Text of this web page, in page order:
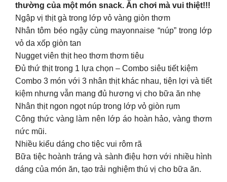
thường của một món snack. Ăn chơi mà vui thiệt!!!
Ngập vị thịt gà trong lớp vỏ vàng giòn thơm
Nhân tôm béo ngậy cùng mayonnaise “núp” trong lớp
vỏ da xốp giòn tan
Nugget viên thịt heo thơm thơm tiêu
Đủ thứ thịt trong 1 lựa chọn – Combo siêu tiết kiệm
Combo 3 món với 3 nhân thịt khác nhau, tiện lợi và tiết
kiệm nhưng vẫn mang đủ hương vị cho bữa ăn nhẹ
Nhân thịt ngon ngọt núp trong lớp vỏ giòn rụm
Công thức vàng làm nên lớp áo hoàn hảo, vàng thơm
nức mũi.
Nhiều kiểu dáng cho tiệc vui rôm rã
Bữa tiệc hoành tráng và sành điệu hơn với nhiều hình
dáng của món ăn, tạo trải nghiệm thú vị cho bữa ăn.